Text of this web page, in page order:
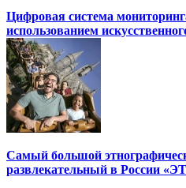
Цифровая система
использованием
Самый большой
развлекательный в России